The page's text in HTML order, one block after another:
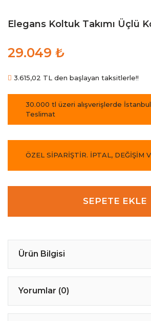
Elegans Koltuk Takımı Üçlü
29.049 ₺
3.615,02 TL den başlayan taksitlerle!!
30.000 tl üzeri alışverişlerde
Teslimat
ÖZEL SİPARİŞTİR. İPTAL, DEĞİŞİM
SEPETE EKLE
Ürün Bilgisi
Yorumlar (0)